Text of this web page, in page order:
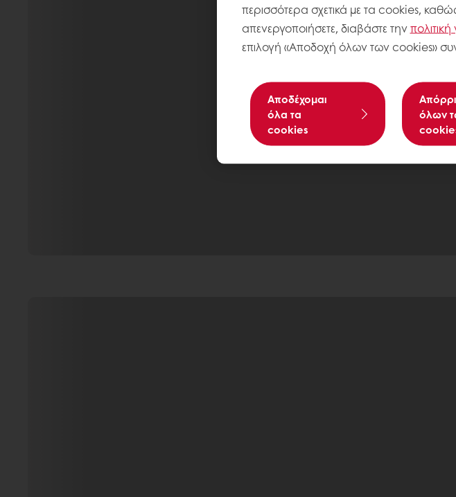
περισσότερα σχετικά με τα cookies,
απενεργοποιήσετε, διαβάστε τηνπολιτική
επιλογή «Αποδοχή όλων των cookies»
Αποδέχομαι
όλα τα
cookies
όλων